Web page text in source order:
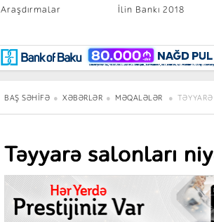
Araşdırmalar
Maraqlı
BancoTV
Müsahibə
İlin Bankı 2018
BAŞ SƏHIFƏ XƏBƏRLƏR MƏQALƏLƏR
Təyyarə salonları